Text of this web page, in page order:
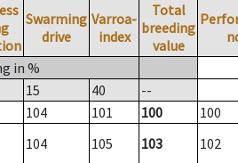
Swarming
drive
Varroa-
index
Total
breeding
value
in %
15 40
--
104 101 100
100
104 105 103
102